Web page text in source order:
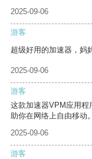
2025-09-06
游客
超级好用的加速器，妈
2025-09-06
游客
这款加速器VPM应用程
助你在网络上自由移动。
2025-09-06
游客